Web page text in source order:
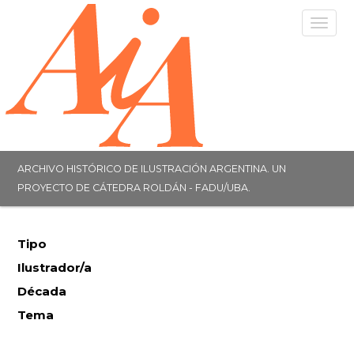
ARCHIVO HISTÓRICO DE ILUSTRACIÓN ARGENTINA. UN
PROYECTO DE CÁTEDRA ROLDÁN - FADU/UBA.
Tipo
Ilustrador/a
Década
Tema